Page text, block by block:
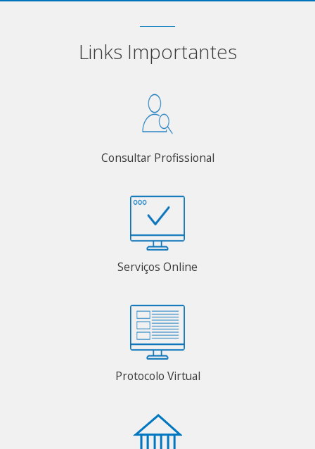
Links Importantes
Consultar Profissional
Serviços Online
Protocolo Virtual